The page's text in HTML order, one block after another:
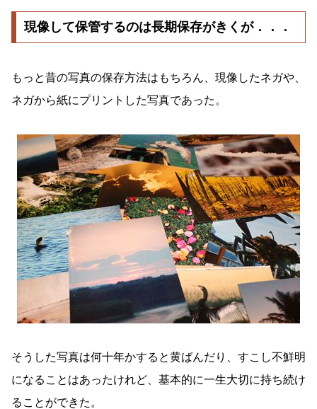
現像して保管するのは長期保存がきくが．．．
もっと昔の写真の保存方法はもちろん、現像したネガや、
ネガから紙にプリントした写真であった。
そうした写真は何十年かすると黄ばんだり、すこし不鮮明
になることはあったけれど、基本的に一生大切に持ち続け
ることができた。